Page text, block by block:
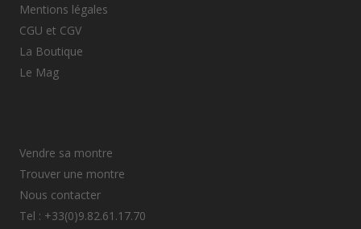
Mentions légales
CGU et CGV
La Boutique
Le Mag
Vendre sa montre
Trouver une montre
Nous contacter
Tel : +33(0)9.82.61.17.70